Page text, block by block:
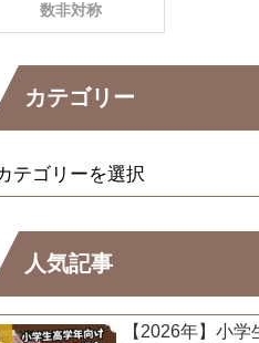
数非対称
カテゴリー
人気記事
【2026年】小学